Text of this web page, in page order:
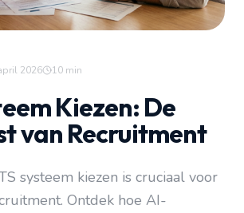
2026 10 min
Kiezen: De
van Recruitment
systeem kiezen is cruciaal voor
Ontdek hoe AI-